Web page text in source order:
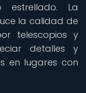
La
la calidad de
telescopios y
detalles y
en lugares con